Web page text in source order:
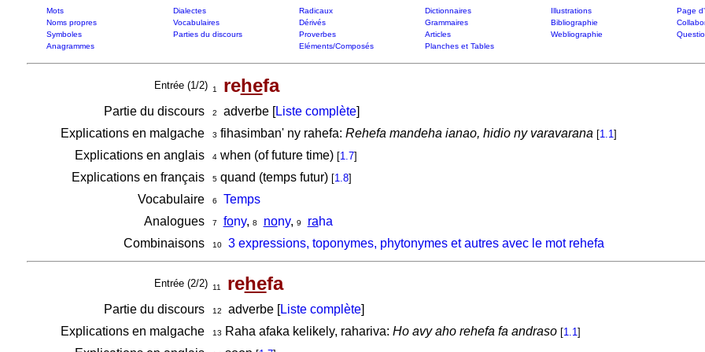
Mots Dialectes Radicaux Dictionnaires Illustrations
Page
Noms propres
Vocabulaires Dérivés Grammaires Bibliographie
Symboles
Parties du discours Proverbes Articles Webliographie
Anagrammes
Eléments/Composés Planches et Tables
Entrée (1/2) 1 rehefa
Partie du discours 2 adverbe [Liste complète]
Explications en malgache
3 fihasimban' ny rahefa: Rehefa mandeha ianao, hidio ny varavarana [1.1]
Explications en anglais 4when (of future time) [1.7]
Explications en français 5quand (temps futur) [1.8]
Vocabulaire 6
Temps
Analogues
7 fony, 8 nony, 9 raha
Combinaisons
10 3 expressions, toponymes, phytonymes et autres avec le mot rehefa
Entrée (2/2) 11 rehefa
Partie du discours 12 adverbe [Liste complète]
Explications en malgache
13 Raha afaka kelikely, rahariva: Ho avy aho rehefa fa andraso [1.1]